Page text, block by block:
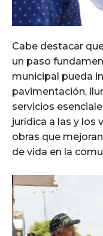
Cabe destacar
un paso
municipal pueda
pavimentación,
servicios
jurídica a las y los
obras que
de vida en la